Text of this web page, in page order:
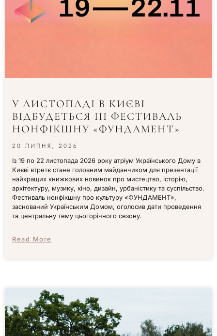
У ЛИСТОПАДІ В КИЄВІ
ВІДБУДЕТЬСЯ ІІІ ФЕСТИВАЛЬ
НОНФІКШНУ «ФУНДАМЕНТ»
20 ЛИПНЯ, 2026
Із 19 по 22 листопада 2026 року атріум Українського Дому в
Києві втретє стане головним майданчиком для презентації
найкращих книжкових новинок про мистецтво, історію,
архітектуру, музику, кіно, дизайн, урбаністику та суспільство.
Фестиваль нонфікшну про культуру «ФУНДАМЕНТ»,
заснований Українським Домом, оголосив дати проведення
та центральну тему цьогорічного сезону.
Read More